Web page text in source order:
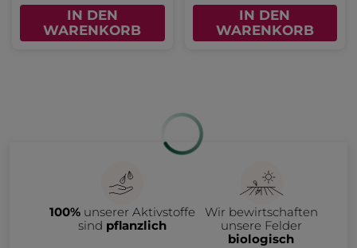
IN DEN
WARENKORB
IN DEN
WARENKORB
100%unserer Aktivstoffe
sind pflanzlich
Wir bewirtschaften
unsere Felder
biologisch